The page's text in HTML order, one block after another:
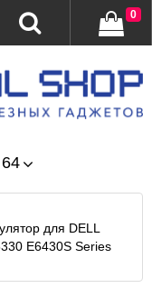
0
для DELL
E6430S Series